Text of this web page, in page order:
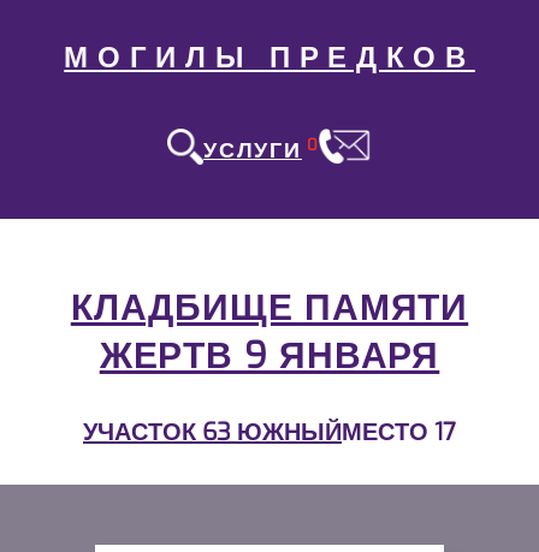
МОГИЛЫ ПРЕДКОВ
УСЛУГИ 0
КЛАДБИЩЕ ПАМЯТИ
ЖЕРТВ 9 ЯНВАРЯ
УЧАСТОК 63 ЮЖНЫЙМЕСТО 17